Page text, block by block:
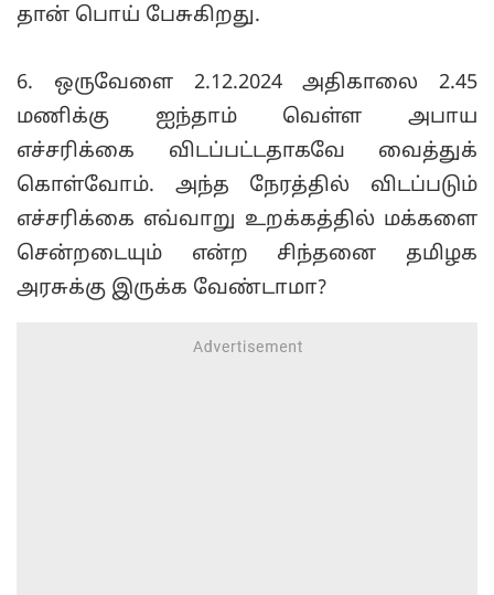
தான் பொய் பேசுகிறது.
6. ஒருவேளை 2.12.2024 அதிகாலை 2.45
மணிக்கு ஐந்தாம் வெள்ள அபாய
எச்சரிக்கை விடப்பட்டதாகவே வைத்துக்
கொள்வோம். அந்த நேரத்தில் விடப்படும்
எச்சரிக்கை எவ்வாறு உறக்கத்தில் மக்களை
சென்றடையும் என்ற சிந்தனை தமிழக
அரசுக்கு இருக்க வேண்டாமா?